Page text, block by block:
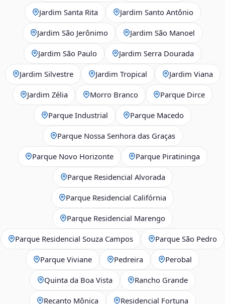
Jardim Santa Rita Jardim Santo Antônio
Jardim São Jerônimo Jardim São Manoel
Jardim São Paulo Jardim Serra Dourada
Jardim Silvestre Jardim Tropical Jardim Viana
Jardim Zélia Morro Branco Parque Dirce
Parque Industrial Parque Macedo
Parque Nossa Senhora das Graças
Parque Novo Horizonte Parque Piratininga
Parque Residencial Alvorada
Parque Residencial Califórnia
Parque Residencial Marengo
Parque Residencial Souza Campos Parque São Pedro
Parque Viviane Pedreira Perobal
Quinta da Boa Vista Rancho Grande
Recanto Mônica Residencial Fortuna